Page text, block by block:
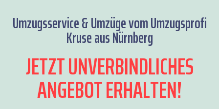
Umzugsservice & Umzüge vom Umzugsprofi
Kruse aus Nürnberg
JETZT UNVERBINDLICHES
ANGEBOT ERHALTEN!